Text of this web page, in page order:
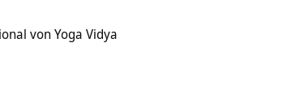
von Yoga Vidya